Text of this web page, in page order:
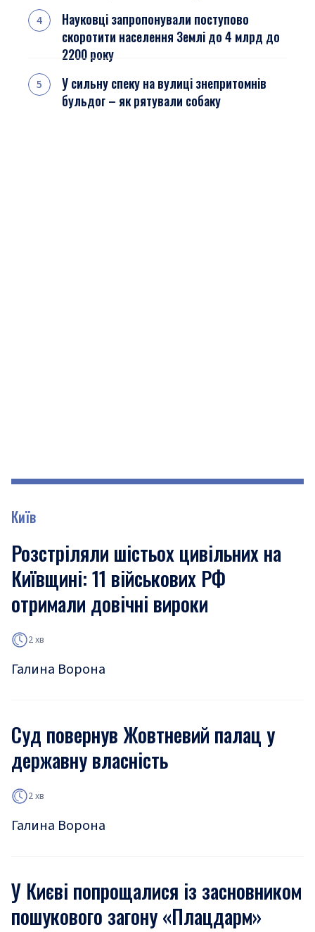
Науковці запропонували поступово
скоротити населення Землі до 4 млрд до
2200 року
У сильну спеку на вулиці знепритомнів
бульдог – як рятували собаку
Київ
Розстріляли шістьох цивільних на
Київщині: 11 військових РФ
отримали довічні вироки
2 хв
Галина Ворона
Суд повернув Жовтневий палац у
державну власність
2 хв
Галина Ворона
У Києві попрощалися із засновником
пошукового загону «Плацдарм»